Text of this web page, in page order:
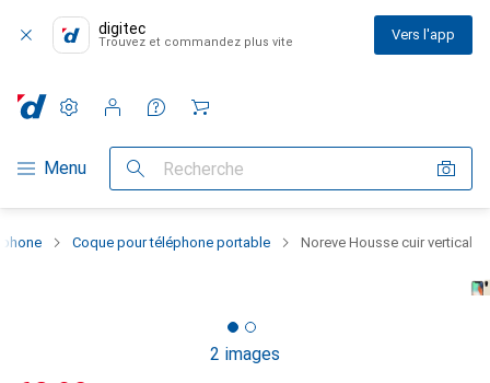
digitec
Trouvez et commandez plus vite Vers l'app
Navigation par catégorie
Menu Recherche
Paramètres
Compte client
Listes de comparaison
Listes d'envies
Panier
Coque pour téléphone portable Noreve Housse cuir vertical
2 images